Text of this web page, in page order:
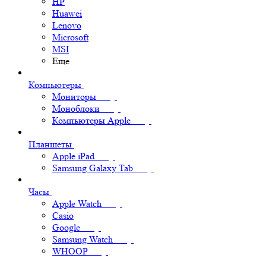
Huawei
Lenovo
Microsoft
MSI
Еще
Компьютеры
Мониторы
Моноблоки
Компьютеры Apple
Планшеты
Apple iPad
Samsung Galaxy Tab
Часы
Apple Watch
Casio
Google
Samsung Watch
WHOOP